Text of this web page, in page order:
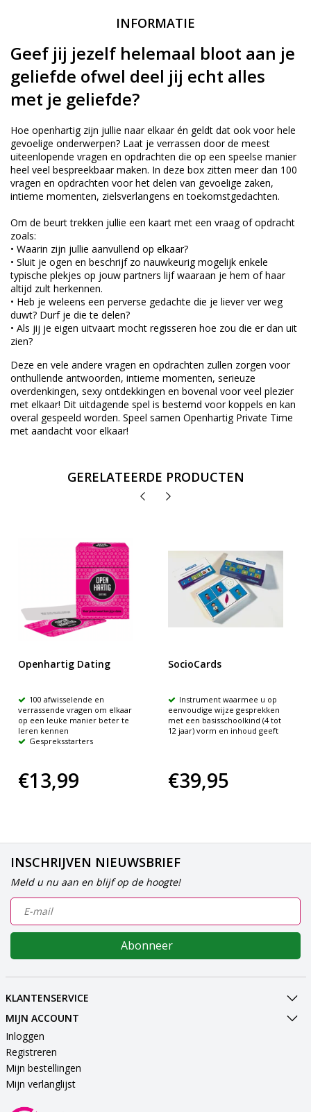
INFORMATIE
Geef jij jezelf helemaal bloot aan je
geliefde ofwel deel jij echt alles
met je geliefde?
Hoe openhartig zijn jullie naar elkaar én geldt dat ook voor hele
gevoelige onderwerpen? Laat je verrassen door de meest
uiteenlopende vragen en opdrachten die op een speelse manier
heel veel bespreekbaar maken. In deze box zitten meer dan 100
vragen en opdrachten voor het delen van gevoelige zaken,
intieme momenten, zielsverlangens en toekomstgedachten.
Om de beurt trekken jullie een kaart met een vraag of opdracht
zoals:
• Waarin zijn jullie aanvullend op elkaar?
• Sluit je ogen en beschrijf zo nauwkeurig mogelijk enkele
typische plekjes op jouw partners lijf waaraan je hem of haar
altijd zult herkennen.
• Heb je weleens een perverse gedachte die je liever ver weg
duwt? Durf je die te delen?
• Als jij je eigen uitvaart mocht regisseren hoe zou die er dan uit
zien?
Deze en vele andere vragen en opdrachten zullen zorgen voor
onthullende antwoorden, intieme momenten, serieuze
overdenkingen, sexy ontdekkingen en bovenal voor veel plezier
met elkaar! Dit uitdagende spel is bestemd voor koppels en kan
overal gespeeld worden. Speel samen Openhartig Private Time
met aandacht voor elkaar!
GERELATEERDE PRODUCTEN
Openhartig Dating
100 afwisselende en
verrassende vragen om elkaar
op een leuke manier beter te
leren kennen
Gespreksstarters
€13,99
SocioCards
Instrument waarmee u op
eenvoudige wijze gesprekken
met een basisschoolkind (4 tot
12 jaar) vorm en inhoud geeft
€39,95
INSCHRIJVEN NIEUWSBRIEF
Meld u nu aan en blijf op de hoogte!
Abonneer
KLANTENSERVICE
MIJN ACCOUNT
Inloggen
Registreren
Mijn bestellingen
Mijn verlanglijst